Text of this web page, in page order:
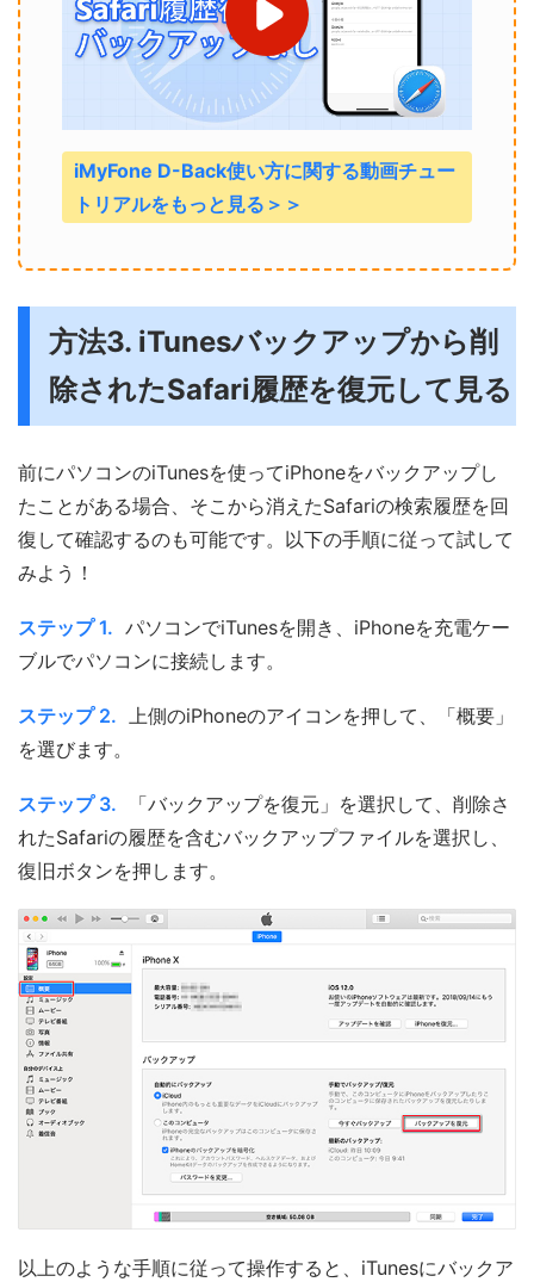
iMyFone D-Back使い方に関する動画チュー
トリアルをもっと見る＞＞
方法3. iTunesバックアップから削
除されたSafari履歴を復元して見る
前にパソコンのiTunesを使ってiPhoneをバックアップし
たことがある場合、そこから消えたSafariの検索履歴を回
復して確認するのも可能です。以下の手順に従って試して
みよう！
ステップ 1. パソコンでiTunesを開き、iPhoneを充電ケー
ブルでパソコンに接続します。
ステップ 2. 上側のiPhoneのアイコンを押して、「概要」
を選びます。
ステップ 3.
「バックアップを復元」を選択して、削除さ
れたSafariの履歴を含むバックアップファイルを選択し、
復旧ボタンを押します。
以上のような手順に従って操作すると、iTunesにバックア